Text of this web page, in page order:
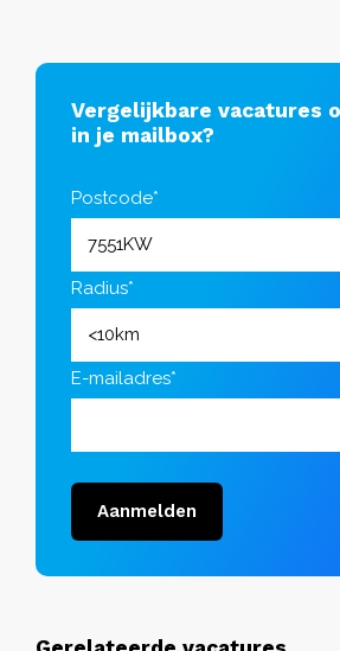
Vergelijkbare vacatures
in je mailbox?
Postcode*
Radius*
E-mailadres*
Aanmelden